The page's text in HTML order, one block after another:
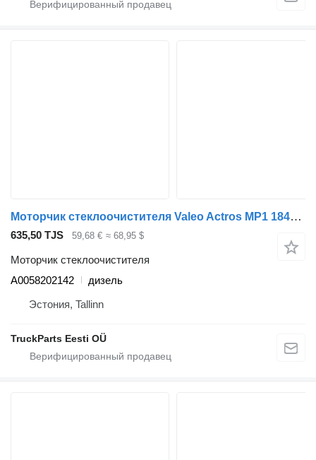
Моторчик стеклоочистителя Valeo Actros MP1 1840 (01.96-12.02) A0058202142 для тягача Mercedes-Benz Actros, Axor MP1, MP2, MP3 (1996-2014)
635,50 TJS 59,68 € ≈ 68,95 $
Моторчик стеклоочистителя
A0058202142
дизель
Эстония, Tallinn
TruckParts Eesti OÜ